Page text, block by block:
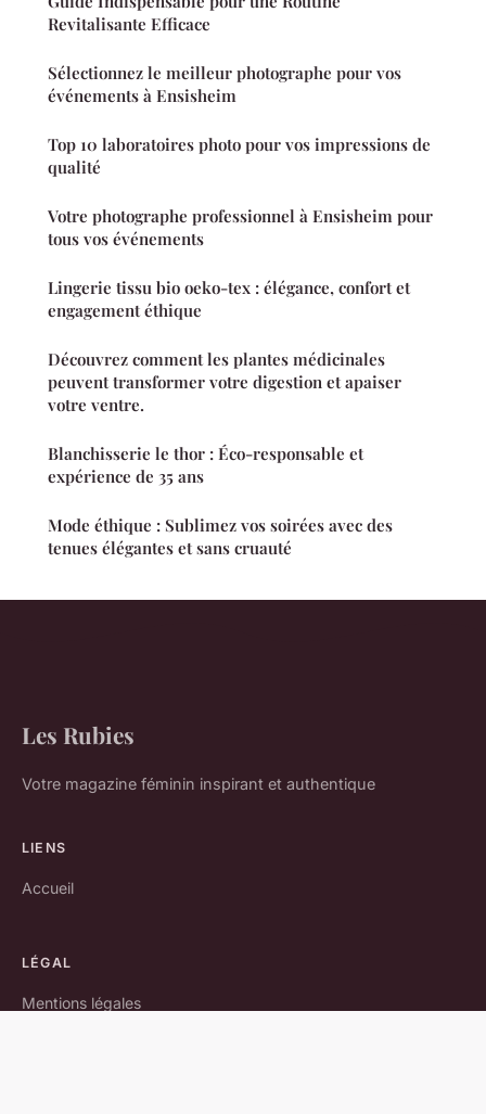
Revitalisante Efficace
Sélectionnez le meilleur photographe pour vos
événements à Ensisheim
Top 10 laboratoires photo pour vos impressions de
qualité
Votre photographe professionnel à Ensisheim pour
tous vos événements
Lingerie tissu bio oeko-tex : élégance, confort et
engagement éthique
Découvrez comment les plantes médicinales
peuvent transformer votre digestion et apaiser
votre ventre.
Blanchisserie le thor : Éco-responsable et
expérience de 35 ans
Mode éthique : Sublimez vos soirées avec des
tenues élégantes et sans cruauté
Les Rubies
Votre magazine féminin inspirant et authentique
LIENS
Accueil
LÉGAL
Mentions légales